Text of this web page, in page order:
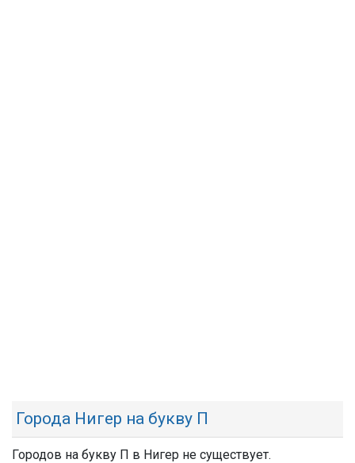
Города Нигер на букву П
Городов на букву П в Нигер не существует.